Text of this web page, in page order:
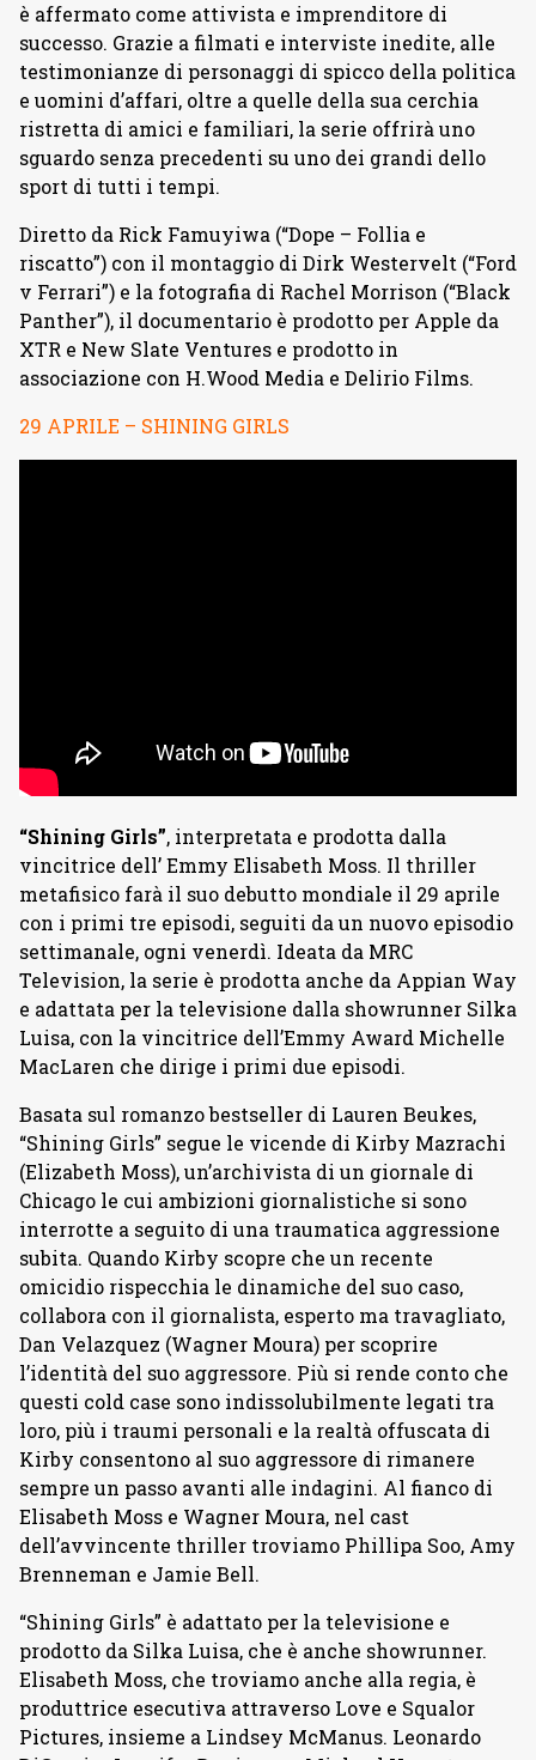
è affermato come attivista e imprenditore di
successo. Grazie a filmati e interviste inedite, alle
testimonianze di personaggi di spicco della politica
e uomini d’affari, oltre a quelle della sua cerchia
ristretta di amici e familiari, la serie offrirà uno
sguardo senza precedenti su uno dei grandi dello
sport di tutti i tempi.
Diretto da Rick Famuyiwa (“Dope – Follia e
riscatto”) con il montaggio di Dirk Westervelt (“Ford
v Ferrari”) e la fotografia di Rachel Morrison (“Black
Panther”), il documentario è prodotto per Apple da
XTR e New Slate Ventures e prodotto in
associazione con H.Wood Media e Delirio Films.
29 APRILE – SHINING GIRLS
“Shining Girls”, interpretata e prodotta dalla
vincitrice dell’ Emmy Elisabeth Moss. Il thriller
metafisico farà il suo debutto mondiale il 29 aprile
con i primi tre episodi, seguiti da un nuovo episodio
settimanale, ogni venerdì. Ideata da MRC
Television, la serie è prodotta anche da Appian Way
e adattata per la televisione dalla showrunner Silka
Luisa, con la vincitrice dell’Emmy Award Michelle
MacLaren che dirige i primi due episodi.
Basata sul romanzo bestseller di Lauren Beukes,
“Shining Girls” segue le vicende di Kirby Mazrachi
(Elizabeth Moss), un’archivista di un giornale di
Chicago le cui ambizioni giornalistiche si sono
interrotte a seguito di una traumatica aggressione
subita. Quando Kirby scopre che un recente
omicidio rispecchia le dinamiche del suo caso,
collabora con il giornalista, esperto ma travagliato,
Dan Velazquez (Wagner Moura) per scoprire
l’identità del suo aggressore. Più si rende conto che
questi cold case sono indissolubilmente legati tra
loro, più i traumi personali e la realtà offuscata di
Kirby consentono al suo aggressore di rimanere
sempre un passo avanti alle indagini. Al fianco di
Elisabeth Moss e Wagner Moura, nel cast
dell’avvincente thriller troviamo Phillipa Soo, Amy
Brenneman e Jamie Bell.
“Shining Girls” è adattato per la televisione e
prodotto da Silka Luisa, che è anche showrunner.
Elisabeth Moss, che troviamo anche alla regia, è
produttrice esecutiva attraverso Love e Squalor
Pictures, insieme a Lindsey McManus. Leonardo